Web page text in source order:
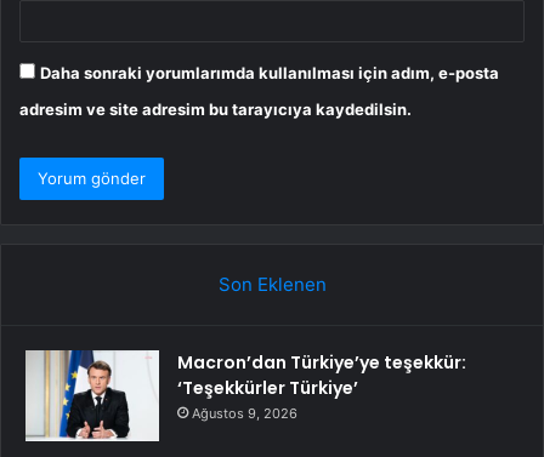
Daha sonraki yorumlarımda kullanılması için adım, e-posta
adresim ve site adresim bu tarayıcıya kaydedilsin.
Son Eklenen
Macron’dan Türkiye’ye teşekkür:
‘Teşekkürler Türkiye’
Ağustos 9, 2026